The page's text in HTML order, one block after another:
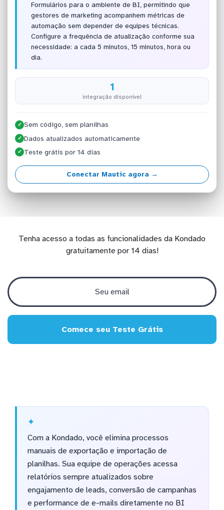
Formulários para o ambiente de BI, permitindo que
gestores de marketing acompanhem métricas de
automação sem depender de equipes técnicas.
Configure a frequência de atualização conforme sua
necessidade: a cada 5 minutos, 15 minutos, hora ou
dia.
1
integração disponível
✓ Sem código, sem planilhas
✓ Dados atualizados automaticamente
✓ Teste grátis por 14 dias
Conectar Mautic agora →
Tenha acesso a todas as funcionalidades da Kondado
gratuitamente por 14 dias!
Comece seu Teste Grátis
Com a Kondado, você elimina processos
manuais de exportação e importação de
planilhas. Sua equipe de operações acessa
relatórios sempre atualizados sobre
engajamento de leads, conversão de campanhas
e performance de e-mails diretamente no BI